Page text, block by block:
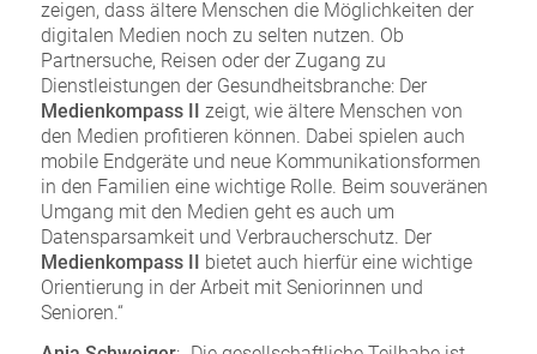
zeigen, dass ältere Menschen die Möglichkeiten der
digitalen Medien noch zu selten nutzen. Ob
Partnersuche, Reisen oder der Zugang zu
Dienstleistungen der Gesundheitsbranche: Der
Medienkompass II
zeigt, wie ältere Menschen von
den Medien profitieren können. Dabei spielen auch
mobile Endgeräte und neue Kommunikationsformen
in den Familien eine wichtige Rolle. Beim souveränen
Umgang mit den Medien geht es auch um
Datensparsamkeit und Verbraucherschutz. Der
Medienkompass II
bietet auch hierfür eine wichtige
Orientierung in der Arbeit mit Seniorinnen und
Senioren.“